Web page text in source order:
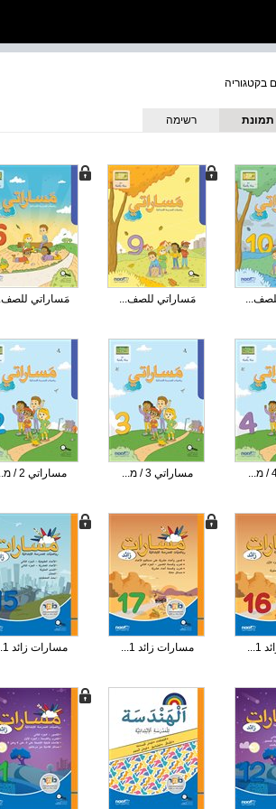
תמונת
רשימה
مَساراتي للصف... مَساراتي
مساراتي 3 / מ... مساراتي 2 / מ...
مسارات زائد 1... مسارات زائد 1...